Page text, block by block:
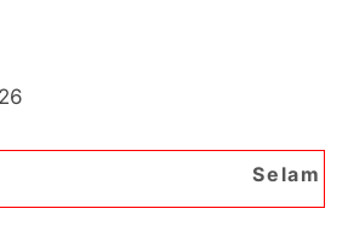
Selamat Datang di